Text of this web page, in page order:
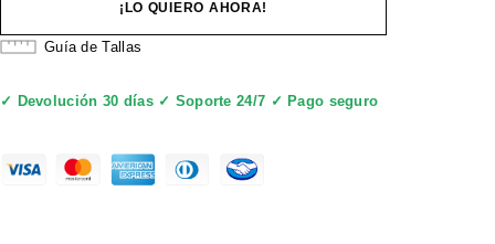
¡LO QUIERO AHORA!
Guía de Tallas
✓ Devolución 30 días ✓ Soporte 24/7 ✓ Pago seguro